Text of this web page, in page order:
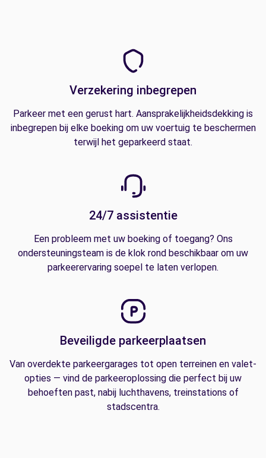
Verzekering inbegrepen
Parkeer met een gerust hart. Aansprakelijkheidsdekking is
inbegrepen bij elke boeking om uw voertuig te beschermen
terwijl het geparkeerd staat.
24/7 assistentie
Een probleem met uw boeking of toegang? Ons
ondersteuningsteam is de klok rond beschikbaar om uw
parkeerervaring soepel te laten verlopen.
Beveiligde parkeerplaatsen
Van overdekte parkeergarages tot open terreinen en valet-
opties — vind de parkeeroplossing die perfect bij uw
behoeften past, nabij luchthavens, treinstations of
stadscentra.